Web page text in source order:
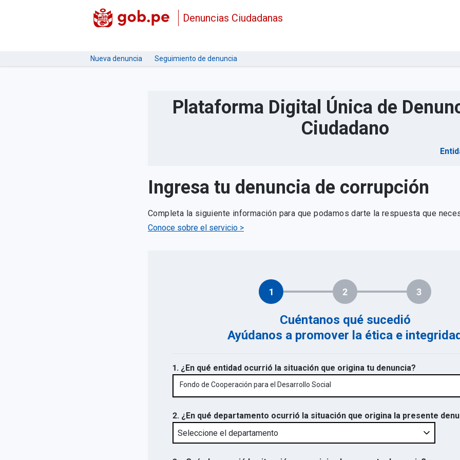
Denuncias Ciudadanas
Nueva denuncia Seguimiento de denuncia
Plataforma Digital Única de
Ciudadano
Ingresa tu denuncia de corrupción
Completa la siguiente información para que podamos darte la respuesta que
Conoce sobre el servicio >
1 2 3
Cuéntanos qué sucedió
Ayúdanos a promover la ética e integridad
1. ¿En qué entidad ocurrió la situación que origina tu denuncia?
Fondo de Cooperación para el Desarrollo Social
2. ¿En qué departamento ocurrió la situación que origina la presente